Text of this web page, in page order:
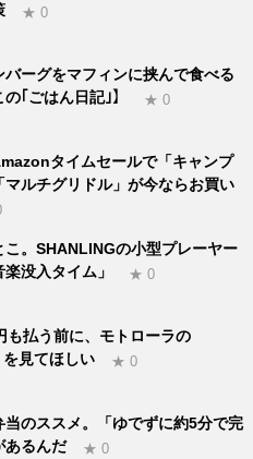
★ 0
バーグをマフィンに挟んで食べる
の｢ごはん日記｣】
★ 0
タイムセールで「キャンプ
マルチグリドル」が今ならお買い
こ。SHANLINGの小型プレーヤー
没入タイム」
★ 0
も払う前に、モトローラの
見てほしい
★ 0
当のススメ。「ゆでずに約5分で完
あるんだ
★ 0